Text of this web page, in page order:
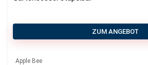
ZUM ANGEBOT
Apple Bee